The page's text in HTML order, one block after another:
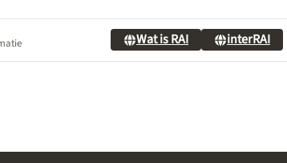
Wat is RAI interRAI